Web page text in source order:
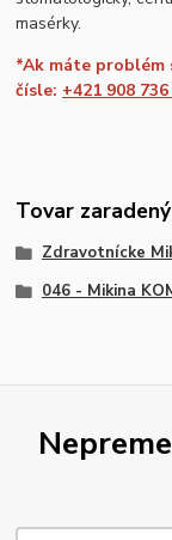
masérky.
*Ak máte
čísle: +421 908
Tovar
Zdravotnícke
046 - Mikina